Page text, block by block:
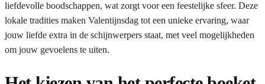
liefdevolle boodschappen, wat zorgt voor een feestelijke sfeer. Deze
lokale tradities maken Valentijnsdag tot een unieke ervaring, waar
jouw liefde extra in de schijnwerpers staat, met veel mogelijkheden
om jouw gevoelens te uiten.